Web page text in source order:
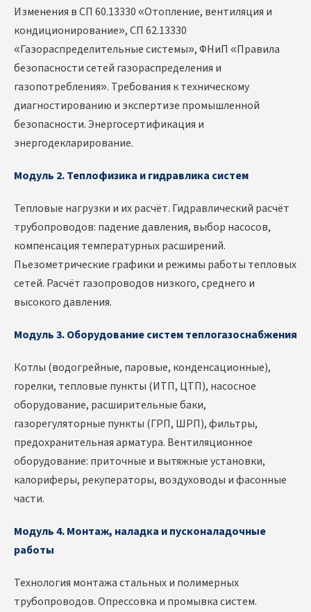
Изменения в СП 60.13330 «Отопление, вентиляция и
кондиционирование», СП 62.13330
«Газораспределительные системы», ФНиП «Правила
безопасности сетей газораспределения и
газопотребления». Требования к техническому
диагностированию и экспертизе промышленной
безопасности. Энергосертификация и
энергодекларирование.
Модуль 2. Теплофизика и гидравлика систем
Тепловые нагрузки и их расчёт. Гидравлический расчёт
трубопроводов: падение давления, выбор насосов,
компенсация температурных расширений.
Пьезометрические графики и режимы работы тепловых
сетей. Расчёт газопроводов низкого, среднего и
высокого давления.
Модуль 3. Оборудование систем теплогазоснабжения
Котлы (водогрейные, паровые, конденсационные),
горелки, тепловые пункты (ИТП, ЦТП), насосное
оборудование, расширительные баки,
газорегуляторные пункты (ГРП, ШРП), фильтры,
предохранительная арматура. Вентиляционное
оборудование: приточные и вытяжные установки,
калориферы, рекуператоры, воздуховоды и фасонные
части.
Модуль 4. Монтаж, наладка и пусконаладочные
работы
Технология монтажа стальных и полимерных
трубопроводов. Опрессовка и промывка систем.